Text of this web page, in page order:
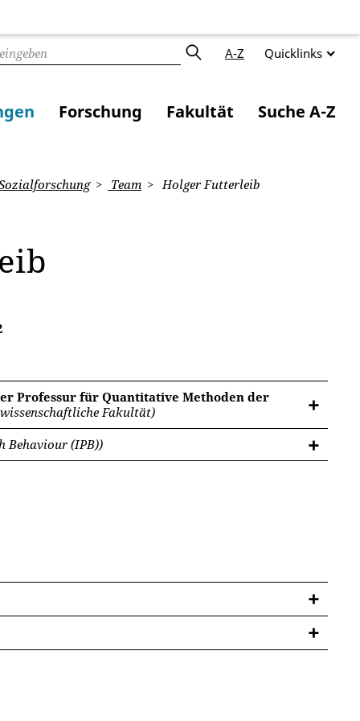
A-Z Quicklinks
Forschung Fakultät Suche A-Z
Team Holger Futterleib
Professur für Quantitative Methoden der
Fakultät)
Behaviour (IPB))
Entscheidungen